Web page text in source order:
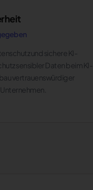
und sichere KI-
sensibler Daten beim KI-
vertrauenswürdiger